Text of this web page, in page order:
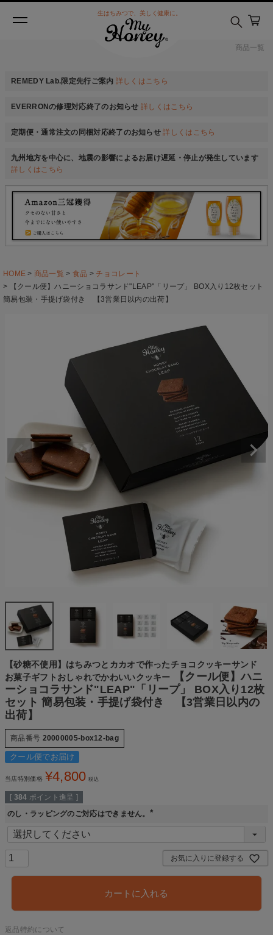
商品一覧
生はちみつで、美しく健康に。
REMEDY Lab.限定先行ご案内 詳しくはこちら
EVERRONの修理対応終了のお知らせ 詳しくはこちら
定期便・通常注文の同梱対応終了のお知らせ 詳しくはこちら
九州地方を中心に、地震の影響によるお届け遅延・停止が発生しています
詳しくはこちら
HOME 商品一覧 食品
チョコレート
【クール便】ハニーショコラサンド"LEAP"「リープ」 BOX入り12枚セット
簡易包装・手提げ袋付き 【3営業日以内の出荷】
【砂糖不使用】はちみつとカカオで作ったチョコクッキーサンド
お菓子ギフトおしゃれでかわいいクッキー
【クール便】ハニ
ーショコラサンド"LEAP"「リープ」 BOX入り12枚
セット 簡易包装・手提げ袋付き 【3営業日以内の
出荷】
商品番号 20000005-box12-bag
クール便でお届け
当店特別価格 ¥4,800 税込
[ 384 ポイント進呈 ]
のし・ラッピングのご対応はできません。
必
)
お気に入りに登録する
カートに入れる
返品特約について